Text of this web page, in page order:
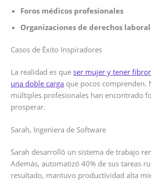
Foros médicos profesionales
Organizaciones de derechos
Casos de Éxito Inspiradores
La realidad es que ser mujer y tener
una doble carga que pocos comprenden.
múltiples profesionales han encontrado
prosperar.
Sarah, Ingeniera de Software
Sarah desarrolló un sistema de trabajo
Además, automatizó 40% de sus tareas
resultado, mantuvo productividad alta